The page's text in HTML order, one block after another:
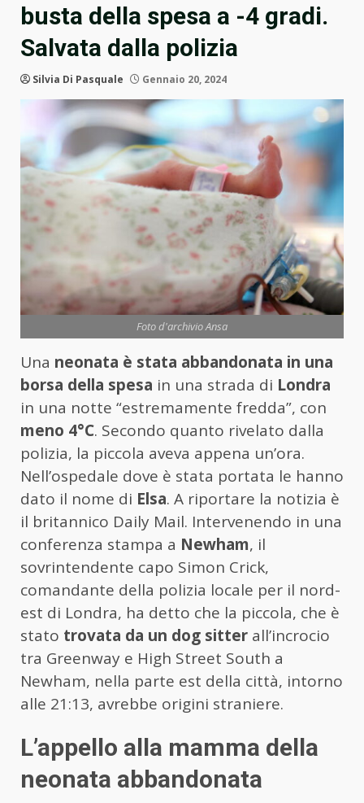
busta della spesa a -4 gradi.
Salvata dalla polizia
Silvia Di Pasquale Gennaio 20, 2024
Foto d'archivio Ansa
Una neonata è stata abbandonata in una
borsa della spesa in una strada di Londra
in una notte “estremamente fredda”, con
meno 4°C. Secondo quanto rivelato dalla
polizia, la piccola aveva appena un’ora.
Nell’ospedale dove è stata portata le hanno
dato il nome di Elsa. A riportare la notizia è
il britannico Daily Mail. Intervenendo in una
conferenza stampa a Newham, il
sovrintendente capo Simon Crick,
comandante della polizia locale per il nord-
est di Londra, ha detto che la piccola, che è
stato trovata da un dog sitter all’incrocio
tra Greenway e High Street South a
Newham, nella parte est della città, intorno
alle 21:13, avrebbe origini straniere.
L’appello alla mamma della
neonata abbandonata